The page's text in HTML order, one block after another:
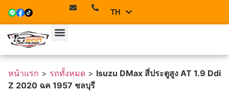
TH
EN
หน้าแรก > รถทั้งหมด > Isuzu DMax สี่ประตูสูง AT 1.9 Ddi
Z 2020 ฉค 1957 ชลบุรี